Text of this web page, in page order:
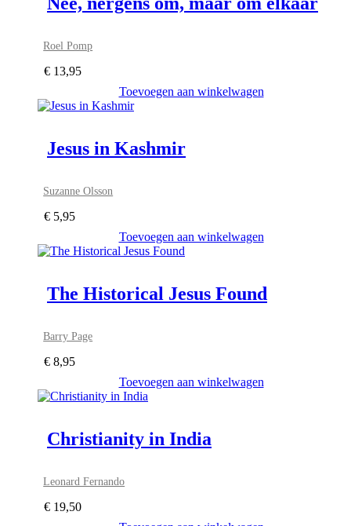
Roel Pomp
€ 13,95
Toevoegen aan winkelwagen
Jesus in Kashmir
Suzanne Olsson
€ 5,95
Toevoegen aan winkelwagen
The Historical Jesus Found
Barry Page
€ 8,95
Toevoegen aan winkelwagen
Christianity in India
Leonard Fernando
€ 19,50